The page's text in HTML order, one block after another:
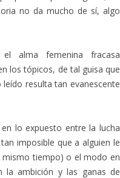
no da mucho de sí, algo
alma femenina fracasa
los tópicos, de tal guisa que
resulta tan evanescente
lo expuesto entre la lucha
imposible que a alguien le
mismo tiempo) o el modo en
la ambición y las ganas de